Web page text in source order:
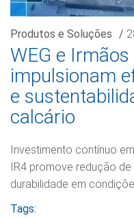
Produtos e Soluções /
WEG e
impulsionam
e
calcário
Investimento contínuo
IR4 promove redução
durabilidade em
Tags: